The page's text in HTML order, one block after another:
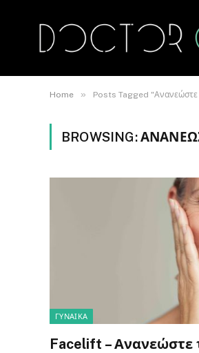
Home » Posts Tagged "Ανανεώστε
BROWSING:
ΓΥΝΑΊΚΑ
Facelift –